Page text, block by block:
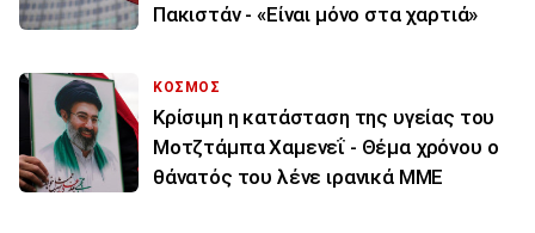
Πακιστάν - «Είναι μόνο στα χαρτιά»
ΚΟΣΜΟΣ
Κρίσιμη η κατάσταση της υγείας του
Μοτζτάμπα Χαμενεΐ - Θέμα χρόνου ο
θάνατός του λένε ιρανικά ΜΜΕ